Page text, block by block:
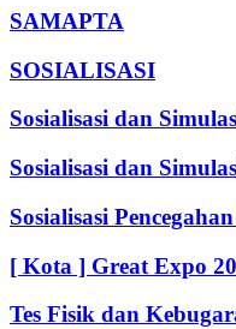
SAMAPTA
SOSIALISASI
Sosialisasi dan
Sosialisasi dan
Sosialisasi
[ Kota ] Great Expo
Tes Fisik dan